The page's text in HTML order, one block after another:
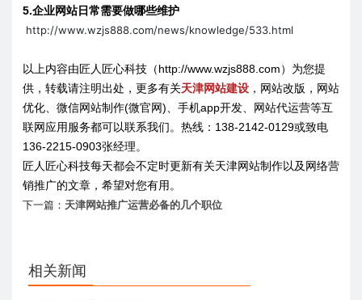
5.企业网站日常需要做哪些维护
http://www.wzjs888.com/news/knowledge/533.html
以上内容由匠人匠心科技（http://www.wzjs888.com）为您提
供，转载请注明出处，更多有关天津网站建设，网站改版，网站
优化、微信网站制作(微官网)、手机app开发、网站代运营等互
联网应用服务都可以联系我们。热线：138-2142-0129或致电
136-2215-0903张经理。
匠人匠心科技每天都会不定时更新有关天津网站制作以及网络营
销推广的文章，希望对您有用。
下一篇： 天津网站推广运营必备的几个职位
相关新闻